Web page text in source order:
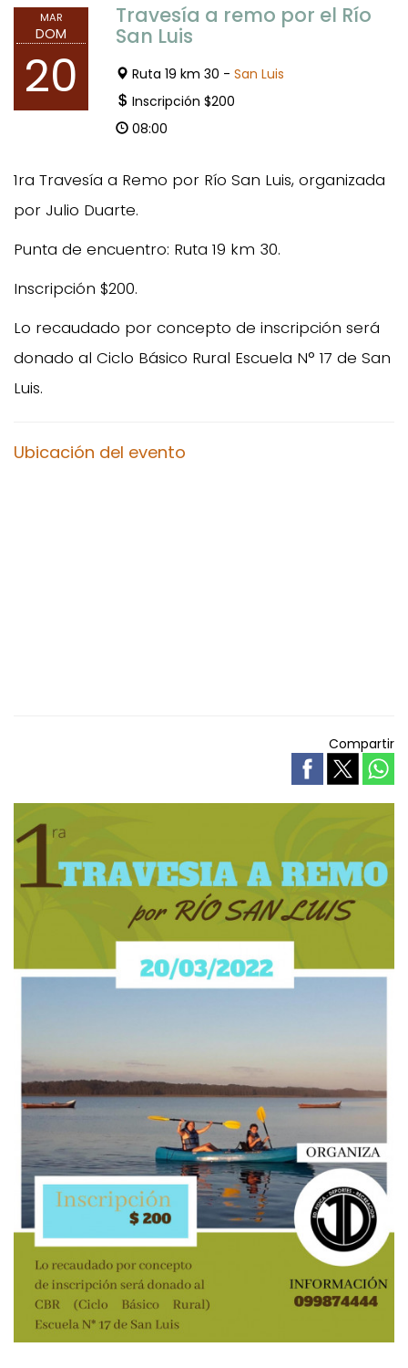
MAR
DOM
20
Travesía a remo por el Río
San Luis
Ruta 19 km 30 - San Luis
Inscripción $200
08:00
1ra Travesía a Remo por Río San Luis, organizada
por Julio Duarte.
Punta de encuentro: Ruta 19 km 30.
Inscripción $200.
Lo recaudado por concepto de inscripción será
donado al Ciclo Básico Rural Escuela N° 17 de San
Luis.
Ubicación del evento
Compartir